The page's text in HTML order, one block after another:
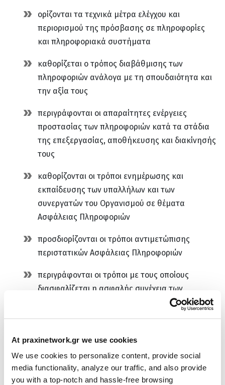
At praxinetwork.gr we use cookies
We use cookies to personalize content, provide social
media functionality, analyze our traffic, and also provide
you with a top-notch and hassle-free browsing
ορίζονται τα τεχνικά μέτρα ελέγχου και
περιορισμού της πρόσβασης σε πληροφορίες
και πληροφοριακά συστήματα
καθορίζεται ο τρόπος διαβάθμισης των
πληροφοριών ανάλογα με τη σπουδαιότητα και
την αξία τους
περιγράφονται οι απαραίτητες ενέργειες
προστασίας των πληροφοριών κατά τα στάδια
της επεξεργασίας, αποθήκευσης και διακίνησής
τους
καθορίζονται οι τρόποι ενημέρωσης και
εκπαίδευσης των υπαλλήλων και των
συνεργατών του Οργανισμού σε θέματα
Ασφάλειας Πληροφοριών
προσδιορίζονται οι τρόποι αντιμετώπισης
περιστατικών Ασφάλειας Πληροφοριών
περιγράφονται οι τρόποι με τους οποίους
διασφαλίζεται η ασφαλής συνέχεια των
επιχειρησιακών λειτουργιών του Οργανισμού σε
Ο Οργανισμός πραγματοποιεί εκτιμήσεις των κινδύνων
που σχετίζονται με την Ασφάλεια Πληροφοριών σε